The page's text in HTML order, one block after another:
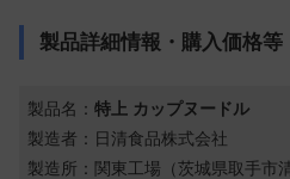
製品詳細情報・購入価格等
製品名：特上 カップヌードル
製造者：日清食品株式会社
製造所：関東工場（茨城県取手市